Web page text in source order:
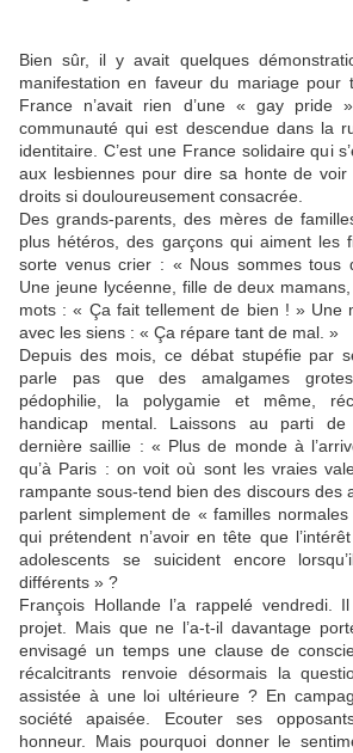
Bien sûr, il y avait quelques
manifestation en faveur du mariage pour
France n’avait rien d’une « gay pride
communauté qui est descendue dans la
identitaire. C’est une France solidaire qui
aux lesbiennes pour dire sa honte de
droits si douloureusement consacrée.
Des grands-parents, des mères de
plus hétéros, des garçons qui aiment les
sorte venus crier : « Nous sommes tous
Une jeune lycéenne, fille de deux
mots : « Ça fait tellement de bien ! » Une
avec les siens : « Ça répare tant de mal. »
Depuis des mois, ce débat stupéfie par
parle pas que des amalgames
pédophilie, la polygamie et même,
handicap mental. Laissons au parti
dernière saillie : « Plus de monde à
qu’à Paris : on voit où sont les vraies
rampante sous-tend bien des discours des
parlent simplement de « familles
qui prétendent n’avoir en tête que
adolescents se suicident encore
différents » ?
François Hollande l’a rappelé vendredi.
projet. Mais que ne l’a-t-il davantage
envisagé un temps une clause de
récalcitrants renvoie désormais la
assistée à une loi ultérieure ? En
société apaisée. Ecouter ses
honneur. Mais pourquoi donner le